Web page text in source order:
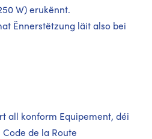
W) erukënnt.
Ënnerstëtzung läit also bei
all konform Equipement, déi
de la Route